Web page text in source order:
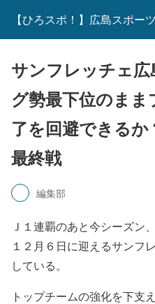
【ひろスポ！】広島スポー
サンフレッチェ
グ勢最下位のま
了を回避できる
最終戦
編集部
Ｊ１連覇のあと今シーズン
１２月６日に迎えるサンフ
している。
トップチームの強化を下支